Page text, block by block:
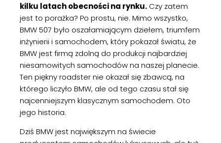
kilku latach obecności na rynku. Czy zatem
jest to porażka? Po prostu, nie. Mimo wszystko,
BMW 507 było oszałamiającym dziełem, triumfem
inżynierii i samochodem, który pokazał światu, że
BMW jest firmą zdolną do produkcji najbardziej
niesamowitych samochodów na naszej planecie.
Ten piękny roadster nie okazał się zbawcą, na
którego liczyło BMW, ale od tego czasu stał się
najcenniejszym klasycznym samochodem. Oto
jego historia.
Dziś BMW jest największym na świecie